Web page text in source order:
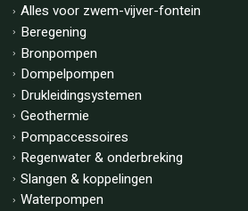
Alles voor zwem-vijver-fontein
Beregening
Bronpompen
Dompelpompen
Drukleidingsystemen
Geothermie
Pompaccessoires
Regenwater & onderbreking
Slangen & koppelingen
Waterpompen